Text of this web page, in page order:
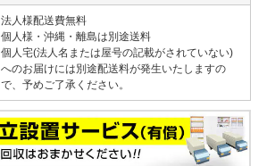
法人様配送費無料
個人様・沖縄・離島は別途送料
個人宅(法人名または屋号の記載がされていない)
へのお届けには別途配送料が発生いたしますの
で、予めご了承ください。